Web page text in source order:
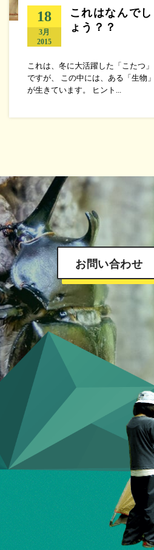
18
3月
2015
これはなんでし
ょう？？
これは、冬に大活躍した「こたつ」
ですが、 この中には、ある「生物」
が生きています。 ヒント...
お問い合わせ